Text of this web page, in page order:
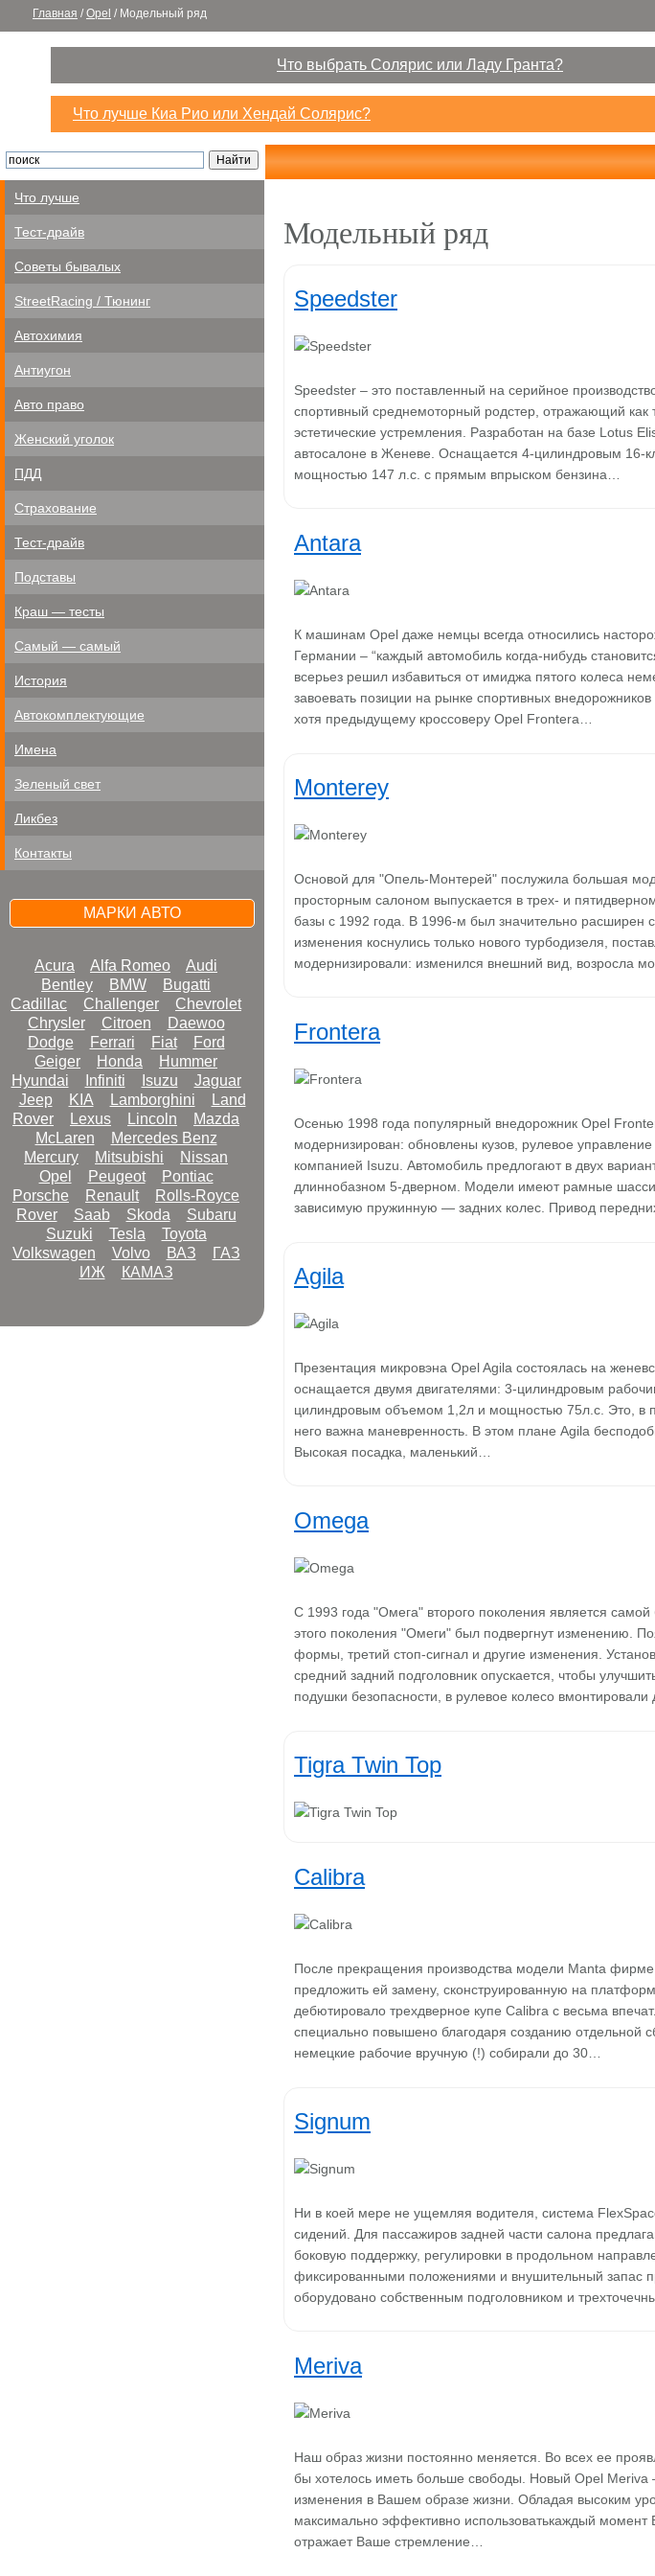
Главная / Opel / Модельный ряд
Что выбрать Солярис или Ладу Гранта?
Что лучше Киа Рио или Хендай Солярис?
Что лучше
Тест-драйв
Советы бывалых
StreetRacing / Тюнинг
Автохимия
Антиугон
Авто право
Женский уголок
ПДД
Страхование
Тест-драйв
Подставы
Краш — тесты
Самый — самый
История
Автокомплектующие
Имена
Зеленый свет
Ликбез
Контакты
МАРКИ АВТО
Acura Alfa Romeo
Audi
Bentley
BMW
Bugatti
Cadillac
Challenger
Chevrolet
Chrysler
Citroen
Daewoo
Dodge
Ferrari Fiat
Ford
Geiger
Honda
Hummer
Hyundai
Infiniti Isuzu
Jaguar
Jeep
KIA Lamborghini
Land
Rover
Lexus Lincoln
Mazda
McLaren
Mercedes Benz
Mercury
Mitsubishi
Nissan
Opel
Peugeot
Pontiac
Porsche
Renault
Rolls-Royce
Rover
Saab Skoda
Subaru
Suzuki
Tesla
Toyota
Volkswagen
Volvo ВАЗ
ГАЗ
ИЖ
КАМАЗ
Модельный ряд
Speedster
Speedster – это поставленный на серийное
спортивный среднемоторный родстер, отражающий как
эстетические устремления. Разработан на базе Lotus
автосалоне в Женеве. Оснащается 4-цилиндровым 16-
мощностью 147 л.с. с прямым впрыском бензина…
Antara
К машинам Opel даже немцы всегда относились
Германии – “каждый автомобиль когда-нибудь
всерьез решил избавиться от имиджа пятого колеса
завоевать позиции на рынке спортивных
хотя предыдущему кроссоверу Opel Frontera…
Monterey
Основой для "Опель-Монтерей" послужила большая
просторным салоном выпускается в трех- и
базы с 1992 года. В 1996-м был значительно расширен
изменения коснулись только нового турбодизеля,
модернизировали: изменился внешний вид, возросла
Frontera
Осенью 1998 года популярный внедорожник Opel
модернизирован: обновлены кузов, рулевое
компанией Isuzu. Автомобиль предлогают в двух
длиннобазном 5-дверном. Модели имеют рамные
зависимую пружинную — задних колес. Привод
Agila
Презентация микровэна Opel Agila состоялась на
оснащается двумя двигателями: 3-цилиндровым
цилиндровым объемом 1,2л и мощностью 75л.с. Это, в
него важна маневренность. В этом плане Agila
Высокая посадка, маленький…
Omega
С 1993 года "Омега" второго поколения является
этого поколения "Омеги" был подвергнут изменению.
формы, третий стоп-сигнал и другие изменения.
средний задний подголовник опускается, чтобы
подушки безопасности, в рулевое колесо вмонтировали
Tigra Twin Top
Calibra
После прекращения производства модели Manta фирме
предложить ей замену, сконструированную на
дебютировало трехдверное купе Calibra с весьма
специально повышено благодаря созданию отдельной
немецкие рабочие вручную (!) собирали до 30…
Signum
Ни в коей мере не ущемляя водителя, система
сидений. Для пассажиров задней части салона
боковую поддержку, регулировки в продольном
фиксированными положениями и внушительный запас
оборудовано собственным подголовником и
Meriva
Наш образ жизни постоянно меняется. Во всех ее
бы хотелось иметь больше свободы. Новый Opel
изменения в Вашем образе жизни. Обладая высоким
максимально эффективно использоватькаждый момент
отражает Ваше стремление…